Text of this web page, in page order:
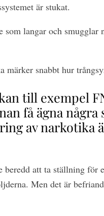
är stukat.
som langar och
märker snabbt hur
till exempel
få ägna
av narkotika
att ta ställning
Men det är